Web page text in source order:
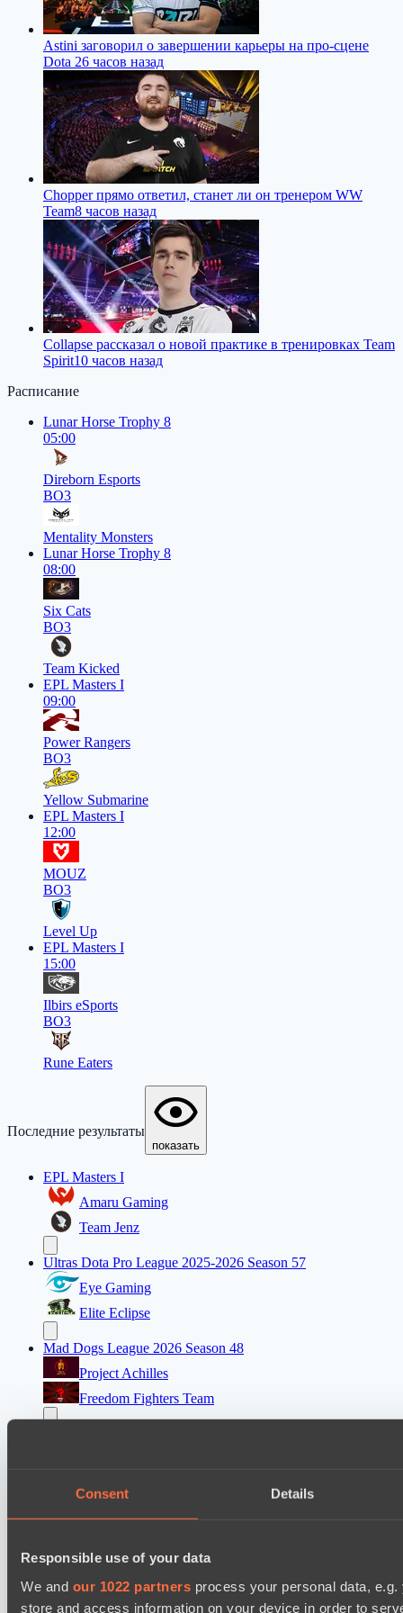
Consent Details
Responsible use of your data
We and our 1022 partners process your personal data,
store and access information on your device in order to
Astini заговорил о завершении карьеры на про-сцене
Dota 26 часов назад
Chopper прямо ответил, станет ли он тренером WW
Team8 часов назад
Collapse рассказал о новой практике в тренировках Team
Spirit10 часов назад
Расписание
Lunar Horse Trophy 8
05:00
Direborn Esports
BO3
Mentality Monsters
Lunar Horse Trophy 8
08:00
Six Cats
BO3
Team Kicked
EPL Masters I
09:00
Power Rangers
BO3
Yellow Submarine
EPL Masters I
12:00
MOUZ
BO3
Level Up
EPL Masters I
15:00
Ilbirs eSports
BO3
Rune Eaters
Последние результаты
показать
EPL Masters I
Amaru Gaming
Team Jenz
Ultras Dota Pro League 2025-2026 Season 57
Eye Gaming
Elite Eclipse
Mad Dogs League 2026 Season 48
Project Achilles
Freedom Fighters Team
Team Jenz
Asgard Championship Season 1
No Hoodwink
Ultras Dota Pro League 2025-2026 Season 57